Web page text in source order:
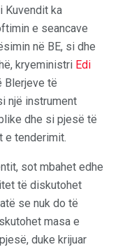
Kuvendit ka
e seancave
në BE, si dhe
kryeministri Edi
Blerjeve të
një instrument
dhe si pjesë të
e tenderimit.
sot mbahet edhe
të diskutohet
se nuk do të
masa e
duke krijuar